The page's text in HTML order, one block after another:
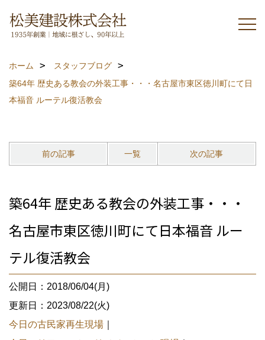
ホーム
スタッフブログ
築64年 歴史ある教会の外装工事・・・名古屋市東区徳川町にて日
本福音 ルーテル復活教会
前の記事 一覧 次の記事
築64年 歴史ある教会の外装工事・・・
名古屋市東区徳川町にて日本福音 ルー
テル復活教会
公開日：2018/06/04(月)
更新日：2023/08/22(火)
今日の古民家再生現場